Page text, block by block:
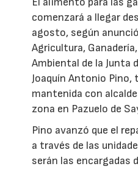
comenzará a llegar
agosto, según
Agricultura,
Ambiental de la Junta
Joaquín Antonio Pino,
mantenida con
zona en Pazuelo de
Pino avanzó que el
a través de las
serán las encargadas